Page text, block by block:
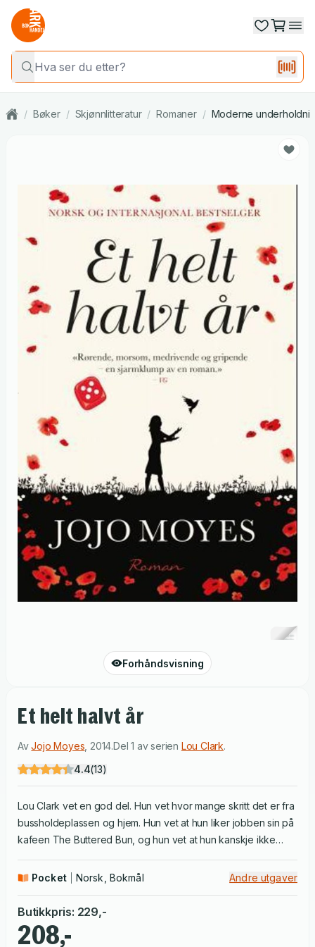
/ Bøker / Skjønnlitteratur / Romaner / Moderne
Forhåndsvisning
Et helt halvt år
AvJojo Moyes 2014.Del 1 av serien Lou Clark.
4.4(13)
Lou Clark vet en god del. Hun vet hvor mange skritt det er fra
bussholdeplassen og hjem. Hun vet at hun liker jobben sin på
kafeen The Buttered Bun, og hun vet at hun kanskje ikke
kommer til å miste jobben, eller at hun er avhengig av å vite
forstanden. Will Traynor vet at motorsykkelulykken tok fra
ham viljen til å leve. Han vet at alt føles veldig smått og
meningsløst, og han vet nøyaktig hvordan han skal få slutt på
Pocket Norsk, Bokmål Andre utgaver
Butikkpris: 229,-
208,-